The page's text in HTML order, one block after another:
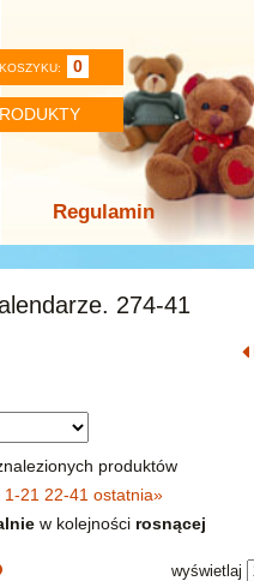
0
Regulamin
274-41
produktów
1-21 22-41 ostatnia»
w kolejności rosnącej
wyświetlaj